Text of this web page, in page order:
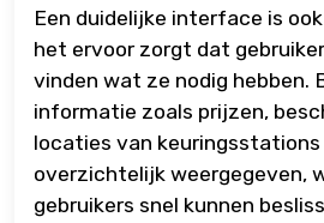
Een duidelijke interface is
het ervoor zorgt dat
vinden wat ze nodig hebben.
informatie zoals prijzen,
locaties van keuringsstations
overzichtelijk weergegeven,
gebruikers snel kunnen